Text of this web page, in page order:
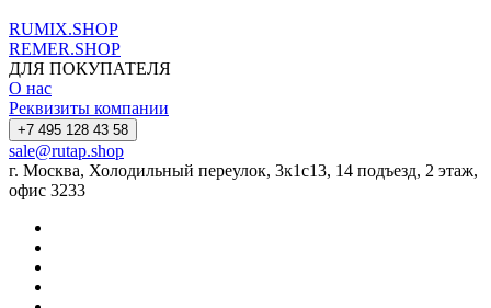
RUMIX.SHOP
REMER.SHOP
ДЛЯ ПОКУПАТЕЛЯ
О нас
Реквизиты компании
+7 495 128 43 58
sale@rutap.shop
г. Москва, Холодильный переулок, 3к1с13, 14 подъезд, 2 этаж,
офис 3233